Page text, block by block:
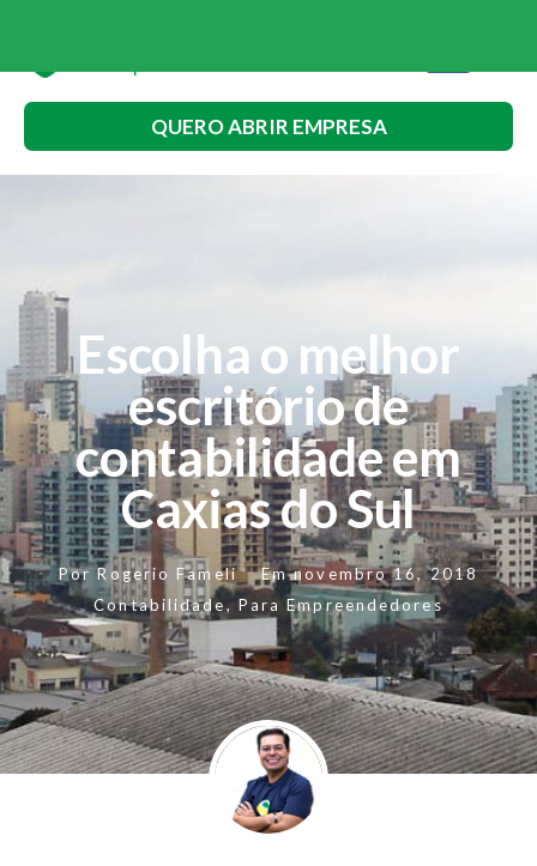
QUERO ABRIR EMPRESA
Escolha o melhor
escritório de
contabilidade em
Caxias do Sul
Por Rogerio Fameli Em novembro 16, 2018
Contabilidade, Para Empreendedores